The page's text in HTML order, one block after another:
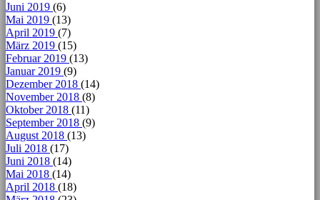
Juni 2019 (6)
Mai 2019 (13)
April 2019 (7)
März 2019 (15)
Februar 2019 (13)
Januar 2019 (9)
Dezember 2018 (14)
November 2018 (8)
Oktober 2018 (11)
September 2018 (9)
August 2018 (13)
Juli 2018 (17)
Juni 2018 (14)
Mai 2018 (14)
April 2018 (18)